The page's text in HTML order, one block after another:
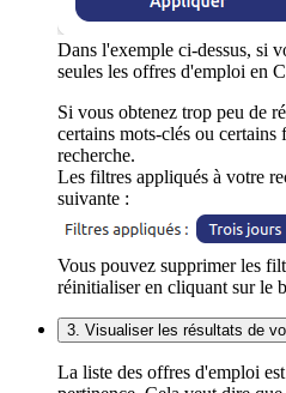
Dans l'exemple ci-dessus, si
seules les offres d'emploi en
Si vous obtenez trop peu de
certains mots-clés ou
recherche.
Les filtres appliqués à votre
suivante :
Vous pouvez supprimer les
réinitialiser en cliquant sur le
3. Visualiser les résultats de
La liste des offres d'emploi